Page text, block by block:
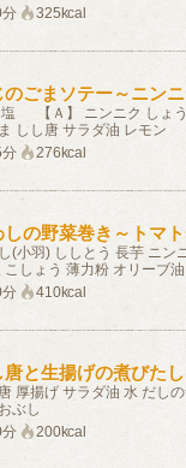
325kcal
のごまソテー～ニン
塩 【Ａ】 ニンニク しょ
しし唐 サラダ油 レモン
276kcal
しの野菜巻き～トマ
(小羽) ししとう 長芋 ニン
こしょう 薄力粉 オリーブ
410kcal
唐と生揚げの煮びた
厚揚げ サラダ油 水 だし
ぶし
200kcal